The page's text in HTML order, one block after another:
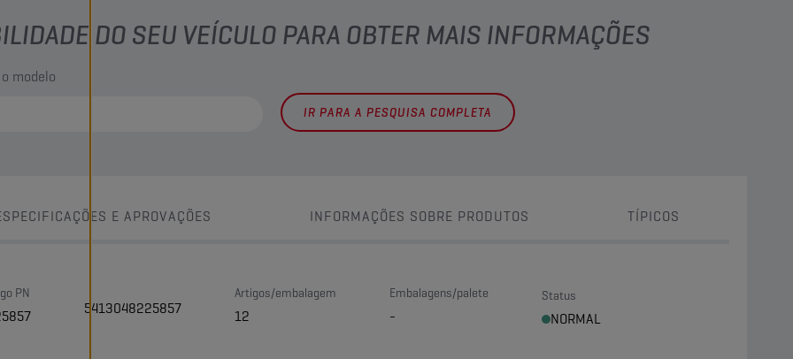
DO SEU VEÍCULO PARA OBTER MAIS INFORMAÇÕES
modelo
IR PARA A PESQUISA COMPLETA
E APROVAÇÕES INFORMAÇÕES SOBRE PRODUTOS TÍPICOS
PN
5413048225857
Artigos/embalagem
12
Embalagens/palete
-
Status
NORMAL